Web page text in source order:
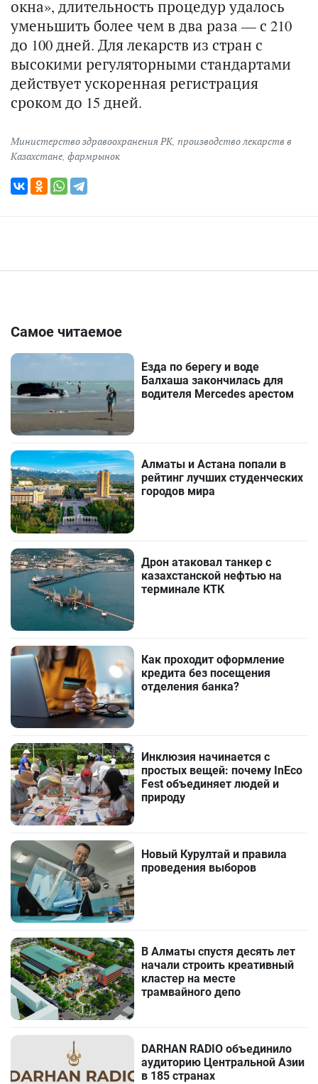
окна», длительность процедур удалось
уменьшить более чем в два раза — с 210
до 100 дней. Для лекарств из стран с
высокими регуляторными стандартами
действует ускоренная регистрация
сроком до 15 дней.
Министерство здравоохранения РК, производство лекарств в
Казахстане, фармрынок
Самое читаемое
Езда по берегу и воде
Балхаша закончилась для
водителя Mercedes арестом
Алматы и Астана попали в
рейтинг лучших студенческих
городов мира
Дрон атаковал танкер с
казахстанской нефтью на
терминале КТК
Как проходит оформление
кредита без посещения
отделения банка?
Инклюзия начинается с
простых вещей: почему InEco
Fest объединяет людей и
природу
Новый Курултай и правила
проведения выборов
В Алматы спустя десять лет
начали строить креативный
кластер на месте
трамвайного депо
DARHAN RADIO объединило
аудиторию Центральной Азии
в 185 странах